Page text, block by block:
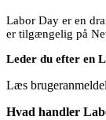
Labor Day er en
er tilgængelig på
Leder du efter en
Læs
Hvad handler